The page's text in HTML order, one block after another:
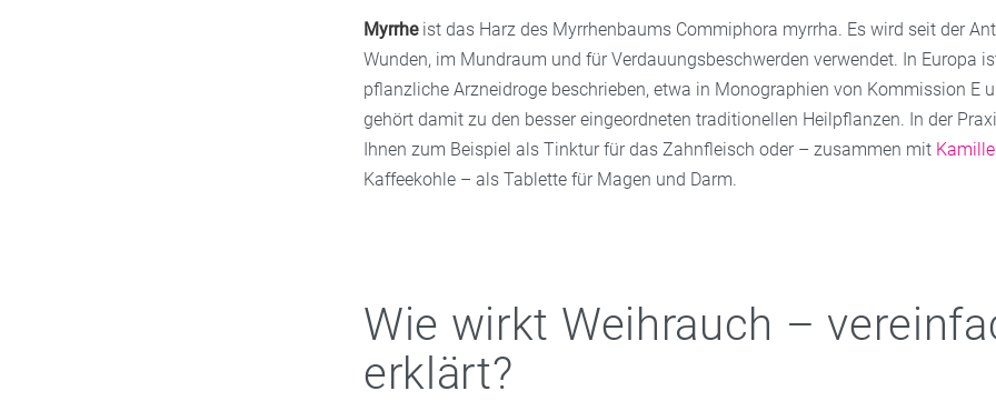
Myrrheist das Harz des Myrrhenbaums Commiphora myrrha. Es wird seit der
Wunden, im Mundraum und für Verdauungsbeschwerden verwendet. In Europa
pflanzliche Arzneidroge beschrieben, etwa in Monographien von Kommission E
gehört damit zu den besser eingeordneten traditionellen Heilpflanzen. In der
Ihnen zum Beispiel als Tinktur für das Zahnfleisch oder – zusammen mit Kamille
Kaffeekohle – als Tablette für Magen und Darm.
Wie wirkt Weihrauch –
erklärt?